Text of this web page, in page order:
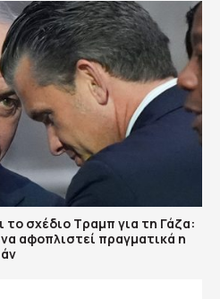
το σχέδιο Τραμπ για τη Γάζα:
αφοπλιστεί πραγματικά η